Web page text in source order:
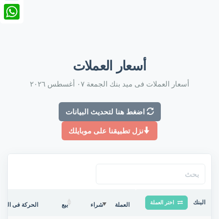
أسعار العملات
أسعار العملات فى ميد بنك الجمعة ٠٧ أغسطس ٢٠٢٦
اضغط هنا لتحديث البيانات
نزل تطبيقنا على موبايلك
البنك اختر العملة العملة شراء بيع الحركة فى